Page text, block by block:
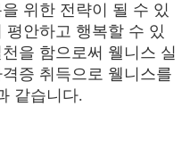
위한 전략이 될 수 있
안하고 행복할 수 있
을 함으로써 웰니스 실
증 취득으로 웰니스를
같습니다.